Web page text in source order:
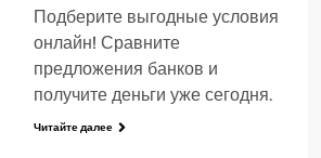
Подберите выгодные условия
онлайн! Сравните
предложения банков и
получите деньги уже сегодня.
Читайте далее